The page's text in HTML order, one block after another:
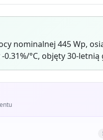
nominalnej 445 Wp,
°C, objęty 30-letnią